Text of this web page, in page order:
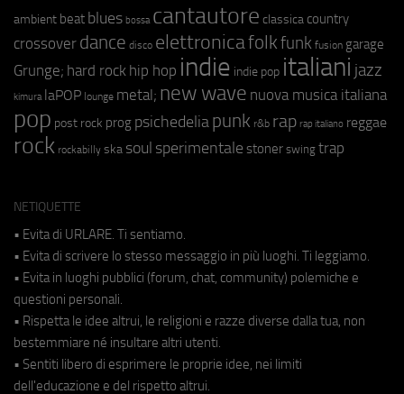
ambient beat blues bossa cantautore classica country
crossover dance disco elettronicafolkfunk fusion garage
Grunge; hard rock hip hop indie indie pop italiani jazz
kimura laPOP lounge metal; new wave nuova musica italiana
pop post rock prog psichedeliapunk r&b rap rap italiano reggae
rock rockabilly ska soul sperimentale stoner swing trap
NETIQUETTE
• Evita di URLARE. Ti sentiamo.
• Evita di scrivere lo stesso messaggio in più luoghi. Ti leggiamo.
• Evita in luoghi pubblici (forum, chat, community) polemiche e
questioni personali.
• Rispetta le idee altrui, le religioni e razze diverse dalla tua, non
bestemmiare né insultare altri utenti.
• Sentiti libero di esprimere le proprie idee, nei limiti
dell'educazione e del rispetto altrui.